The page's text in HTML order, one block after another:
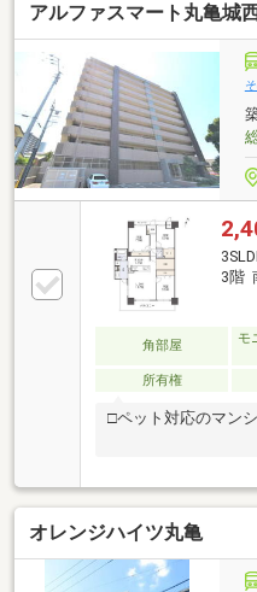
アルファスマート丸亀城
3階
角部屋
モ
所有権
□ペット対応のマンシ
オレンジハイツ丸亀